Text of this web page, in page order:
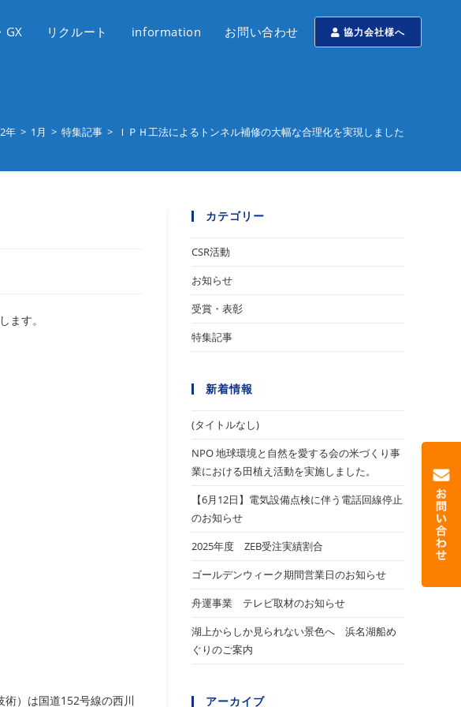
協力会社様へ
GX リクルート information お問い合わせ
年 > 1月 > 特集記事 > ＩＰＨ工法によるトンネル補修の大幅な合理化を実現しました
ます。
）は国道152号線の西川
カテゴリー
CSR活動
お知らせ
受賞・表彰
特集記事
新着情報
(タイトルなし)
NPO 地球環境と自然を愛する会の米づくり事
業における田植え活動を実施しました。
【6月12日】電気設備点検に伴う電話回線停止
のお知らせ
2025年度 ZEB受注実績割合
ゴールデンウィーク期間営業日のお知らせ
舟運事業 テレビ取材のお知らせ
湖上からしか見られない景色へ 浜名湖船め
ぐりのご案内
アーカイブ